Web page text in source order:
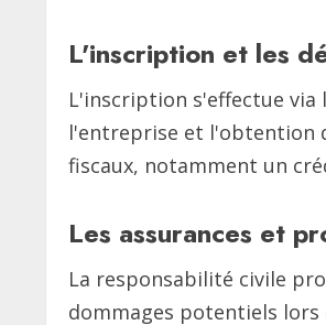
L'inscription et les
L'inscription s'effectue via
l'entreprise et l'obtention
fiscaux, notamment un
Les assurances et
La responsabilité civile
dommages potentiels